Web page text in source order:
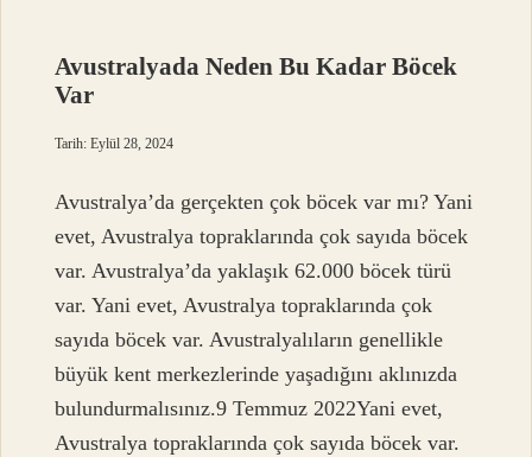
Avustralyada Neden Bu Kadar Böcek
Var
Tarih: Eylül 28, 2024
Avustralya’da gerçekten çok böcek var mı? Yani
evet, Avustralya topraklarında çok sayıda böcek
var. Avustralya’da yaklaşık 62.000 böcek türü
var. Yani evet, Avustralya topraklarında çok
sayıda böcek var. Avustralyalıların genellikle
büyük kent merkezlerinde yaşadığını aklınızda
bulundurmalısınız.9 Temmuz 2022Yani evet,
Avustralya topraklarında çok sayıda böcek var.